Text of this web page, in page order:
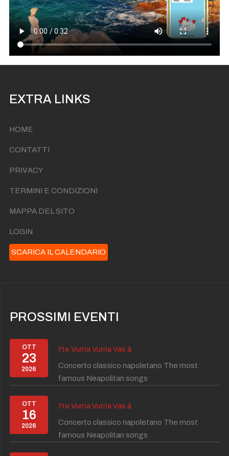
EXTRA LINKS
HOME
CONTATTI
PRIVACY
TERMINI E CONDIZIONI
MAPPA DEL SITO
LOGIN
SCARICA IL CALENDARIO
PROSSIMI EVENTI
OTT
23
2026
I'te Vurria Vurria Vas à
Concerto classico napoletano The most
famous Neapolitan songs
OTT
16
2026
I'te Vurria Vurria Vas à
Concerto classico napoletano The most
famous Neapolitan songs